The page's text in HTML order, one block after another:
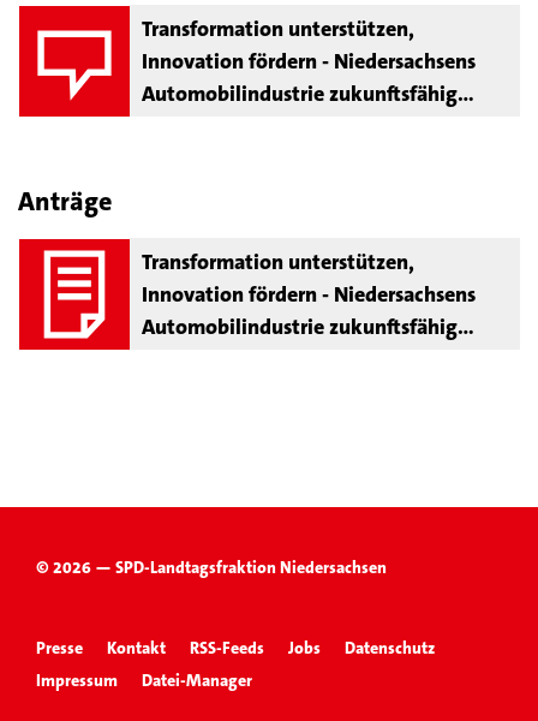
Transformation unterstützen,
Innovation fördern - Niedersachsens
Automobilindustrie zukunftsfähig
Anträge
Transformation unterstützen,
Innovation fördern - Niedersachsens
Automobilindustrie zukunftsfähig
© 2026 — SPD-Landtagsfraktion Niedersachsen
Presse Kontakt RSS-Feeds Jobs
Datenschutz
Impressum
Datei-Manager